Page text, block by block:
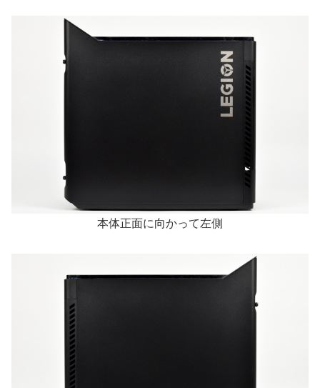
本体正面に向かって左側